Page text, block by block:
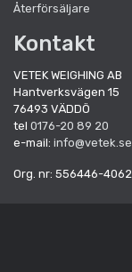
Återförsäljare
Kontakt
VETEK WEIGHING AB
Hantverksvägen 15
76493 VÄDDÖ
tel 0176-20 89 20
e-mail: info@vetek.se
Org. nr: 556446-4062